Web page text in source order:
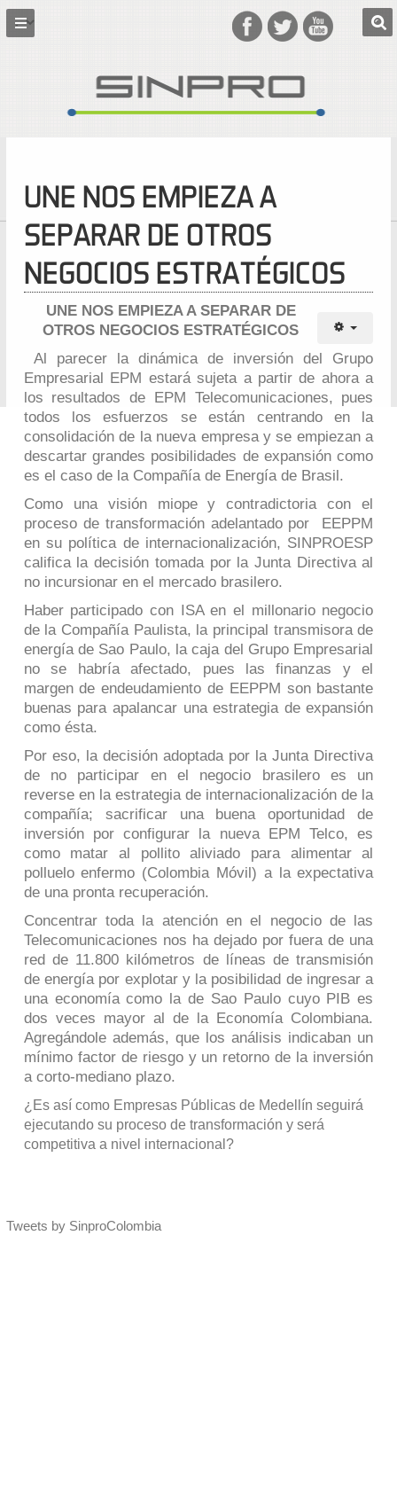
UNE NOS EMPIEZA A
SEPARAR DE OTROS
NEGOCIOS ESTRATÉGICOS
UNE NOS EMPIEZA A SEPARAR DE
OTROS NEGOCIOS ESTRATÉGICOS
Al parecer la dinámica de inversión del Grupo
Empresarial EPM estará sujeta a partir de ahora a
los resultados de EPM Telecomunicaciones, pues
todos los esfuerzos se están centrando en la
consolidación de la nueva empresa y se empiezan a
descartar grandes posibilidades de expansión como
es el caso de la Compañía de Energía de Brasil.
Como una visión miope y contradictoria con el
proceso de transformación adelantado por EEPPM
en su política de internacionalización, SINPROESP
califica la decisión tomada por la Junta Directiva al
no incursionar en el mercado brasilero.
Haber participado con ISA en el millonario negocio
de la Compañía Paulista, la principal transmisora de
energía de Sao Paulo, la caja del Grupo Empresarial
no se habría afectado, pues las finanzas y el
margen de endeudamiento de EEPPM son bastante
buenas para apalancar una estrategia de expansión
como ésta.
Por eso, la decisión adoptada por la Junta Directiva
de no participar en el negocio brasilero es un
reverse en la estrategia de internacionalización de la
compañía; sacrificar una buena oportunidad de
inversión por configurar la nueva EPM Telco, es
como matar al pollito aliviado para alimentar al
polluelo enfermo (Colombia Móvil) a la expectativa
de una pronta recuperación.
Concentrar toda la atención en el negocio de las
Telecomunicaciones nos ha dejado por fuera de una
red de 11.800 kilómetros de líneas de transmisión
de energía por explotar y la posibilidad de ingresar a
una economía como la de Sao Paulo cuyo PIB es
dos veces mayor al de la Economía Colombiana.
Agregándole además, que los análisis indicaban un
mínimo factor de riesgo y un retorno de la inversión
a corto-mediano plazo.
¿Es así como Empresas Públicas de Medellín seguirá
ejecutando su proceso de transformación y será
competitiva a nivel internacional?
Tweets by SinproColombia